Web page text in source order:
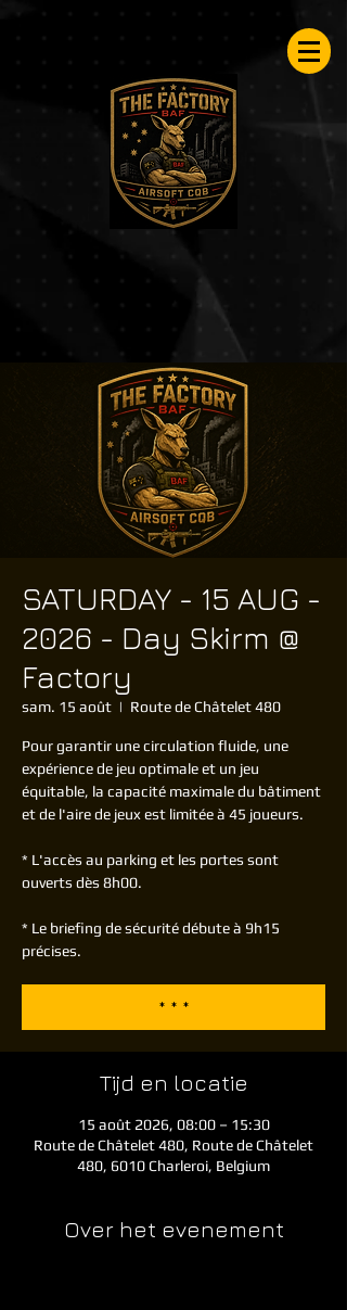
SATURDAY - 15 AUG -
2026 - Day Skirm @
Factory
sam. 15 août
  |
Route de Châtelet 480
Pour garantir une circulation fluide, une
expérience de jeu optimale et un jeu
équitable, la capacité maximale du bâtiment
et de l'aire de jeux est limitée à 45 joueurs.
* L'accès au parking et les portes sont
ouverts dès 8h00.
* Le briefing de sécurité débute à 9h15
précises.
* * *
Tijd en locatie
15 août 2026, 08:00 – 15:30
Route de Châtelet 480, Route de Châtelet
480, 6010 Charleroi, Belgium
Over het evenement